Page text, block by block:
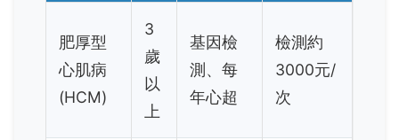
肥厚型
心肌病
(HCM)
3
歲
以
上
基因檢
測、每
年心超
檢測約
3000元/
次